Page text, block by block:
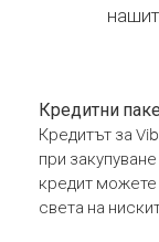
Кредитни
Кредитът за
при
кредит
света на